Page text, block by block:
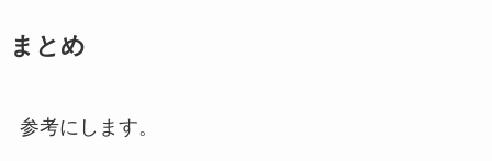
まとめ
参考にします。